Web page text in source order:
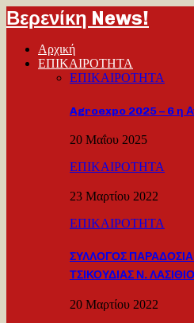
Βερενίκη News!
Αρχική
ΕΠΙΚΑΙΡΟΤΗΤΑ
ΕΠΙΚΑΙΡΟΤΗΤΑ
Agroexpo 2025 – 6 η
20 Μαΐου 2025
ΕΠΙΚΑΙΡΟΤΗΤΑ
23 Μαρτίου 2022
ΕΠΙΚΑΙΡΟΤΗΤΑ
ΣΥΛΛΟΓΟΣ
ΤΣΙΚΟΥΔΙΑΣ Ν.
20 Μαρτίου 2022